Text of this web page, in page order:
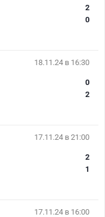
2
0
18.11.24 в 16:30
0
2
17.11.24 в 21:00
2
1
17.11.24 в 16:00